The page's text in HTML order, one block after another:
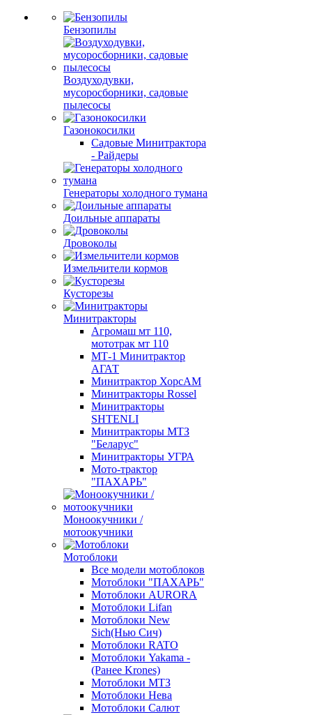
Бензопилы
Воздуходувки,
мусоросборники, cадовые
пылесосы
Газонокосилки
Садовые Минитрактора
- Райдеры
Генераторы холодного тумана
Доильные аппараты
Дровоколы
Измельчители кормов
Кусторезы
Минитракторы
Агромаш мт 110,
мототрак мт 110
МТ-1 Минитрактор
АГАТ
Минитрактор ХорсАМ
Минитракторы Rossel
Минитракторы
SHTENLI
Минитракторы МТЗ
"Беларус"
Минитракторы УГРА
Мото-трактор
"ПАХАРЬ"
Моноокучники /
мотоокучники
Мотоблоки
Все модели мотоблоков
Мотоблоки "ПАХАРЬ"
Мотоблоки AURORA
Мотоблоки Lifan
Мотоблоки New
Sich(Нью Сич)
Мотоблоки RATO
Мотоблоки Yakama -
(Ранее Krones)
Мотоблоки МТЗ
Мотоблоки Нева
Мотоблоки Салют